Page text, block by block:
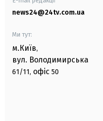
news24@24tv.com.ua
Ми тут:
м.Київ,
вул. Володимирська
61/11, офіс 50